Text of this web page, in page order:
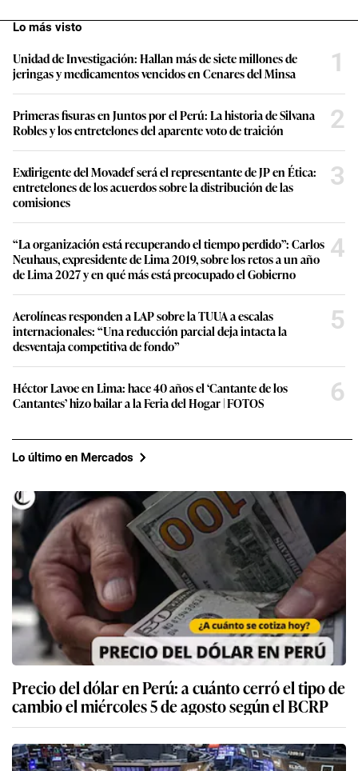
Lo más visto
Unidad de Investigación: Hallan más de siete millones de
jeringas y medicamentos vencidos en Cenares del Minsa
1
Primeras fisuras en Juntos por el Perú: La historia de Silvana
Robles y los entretelones del aparente voto de traición
2
Exdirigente del Movadef será el representante de JP en Ética:
entretelones de los acuerdos sobre la distribución de las
comisiones
3
“La organización está recuperando el tiempo perdido”: Carlos
Neuhaus, expresidente de Lima 2019, sobre los retos a un año
de Lima 2027 y en qué más está preocupado el Gobierno
4
Aerolíneas responden a LAP sobre la TUUA a escalas
internacionales: “Una reducción parcial deja intacta la
desventaja competitiva de fondo”
5
Héctor Lavoe en Lima: hace 40 años el ‘Cantante de los
Cantantes’ hizo bailar a la Feria del Hogar | FOTOS
6
Lo último en Mercados
Precio del dólar en Perú: a cuánto cerró el tipo de
cambio el miércoles 5 de agosto según el BCRP